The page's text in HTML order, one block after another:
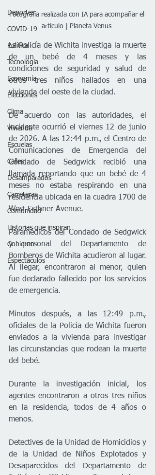
Deportes
COVID-19
Política
Tecnología
Economía
Elecciones
Clima
Vivienda
Escuelas
Calles
Desamparados
Carreteras
Comunidad
Historias que inspiran
Gobierno
Espectáculos
Fotografía realizada con IA para acompañar el
artículo | Planeta Venus
La Policía de Wichita investiga la muerte
de un bebé de 4 meses y las
condiciones de seguridad y salud de
otros tres niños hallados en una
vivienda del oeste de la ciudad.
De acuerdo con las autoridades, el
incidente ocurrió el viernes 12 de junio
de 2026. A las 12:44 p.m., el Centro de
Comunicaciones de Emergencia del
Condado de Sedgwick recibió una
llamada reportando que un bebé de 4
meses no estaba respirando en una
residencia ubicada en la cuadra 1700 de
West Esthner Avenue.
Paramédicos del Condado de Sedgwick
y personal del Departamento de
Bomberos de Wichita acudieron al lugar.
Al llegar, encontraron al menor, quien
fue declarado fallecido por los servicios
de emergencia.
Minutos después, a las 12:49 p.m.,
oficiales de la Policía de Wichita fueron
enviados a la vivienda para investigar
las circunstancias que rodean la muerte
del bebé.
Durante la investigación inicial, los
agentes encontraron a otros tres niños
en la residencia, todos de 4 años o
menos.
Detectives de la Unidad de Homicidios y
de la Unidad de Niños Explotados y
Desaparecidos del Departamento de